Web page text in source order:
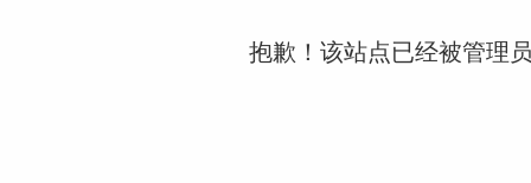
抱歉！该站点已经被管理